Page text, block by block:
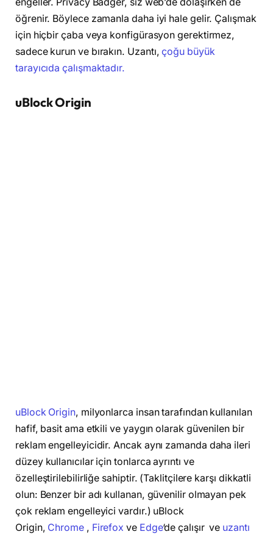
öğrenir. Böylece zamanla daha iyi hale gelir. Çalışmak
için hiçbir çaba veya konfigürasyon gerektirmez,
sadece kurun ve bırakın. Uzantı,çoğu büyük
tarayıcıda çalışmaktadır.
uBlock Origin
uBlock Origin, milyonlarca insan tarafından kullanılan
hafif, basit ama etkili ve yaygın olarak güvenilen bir
reklam engelleyicidir. Ancak aynı zamanda daha ileri
düzey kullanıcılar için tonlarca ayrıntı ve
özelleştirilebilirliğe sahiptir. (Taklitçilere karşı dikkatli
olun: Benzer bir adı kullanan, güvenilir olmayan pek
çok reklam engelleyici vardır.) uBlock
Origin, Chrome, Firefox ve Edge‘de çalışırve uzantı